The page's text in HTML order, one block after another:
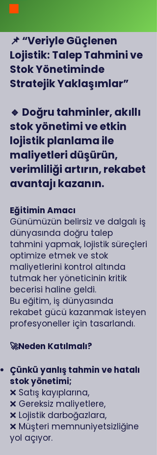
📌 “Veriyle Güçlenen
Lojistik: Talep Tahmini ve
Stok Yönetiminde
Stratejik Yaklaşımlar”
🔹 Doğru tahminler, akıllı
stok yönetimi ve etkin
lojistik planlama ile
maliyetleri düşürün,
verimliliği artırın, rekabet
avantajı kazanın.
Eğitimin Amacı
Günümüzün belirsiz ve dalgalı iş
dünyasında doğru talep
tahmini yapmak, lojistik süreçleri
optimize etmek ve stok
maliyetlerini kontrol altında
tutmak her yöneticinin kritik
becerisi haline geldi.
Bu eğitim, iş dünyasında
rekabet gücü kazanmak isteyen
profesyoneller için tasarlandı.
🚀Neden Katılmalı?
Çünkü yanlış tahmin ve hatalı
stok yönetimi;
❌ Satış kayıplarına,
❌ Gereksiz maliyetlere,
❌ Lojistik darboğazlara,
❌ Müşteri memnuniyetsizliğine
yol açıyor.